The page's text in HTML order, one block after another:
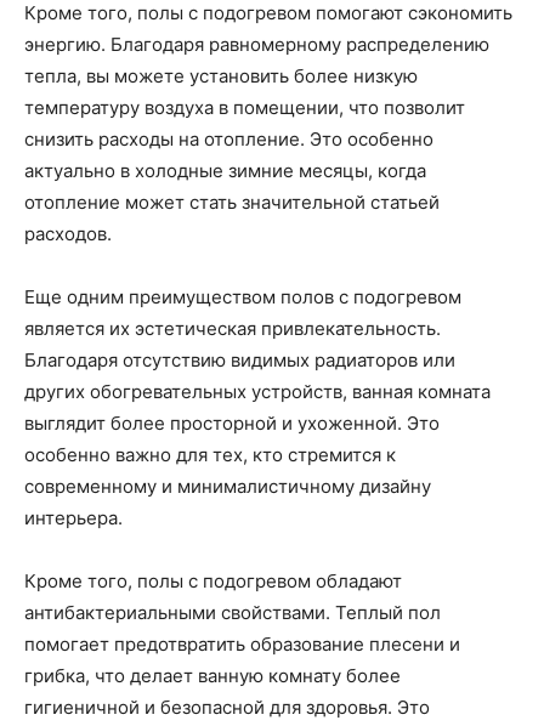
Кроме того, полы с подогревом помогают сэкономить
энергию. Благодаря равномерному распределению
тепла, вы можете установить более низкую
температуру воздуха в помещении, что позволит
снизить расходы на отопление. Это особенно
актуально в холодные зимние месяцы, когда
отопление может стать значительной статьей
расходов.
Еще одним преимуществом полов с подогревом
является их эстетическая привлекательность.
Благодаря отсутствию видимых радиаторов или
других обогревательных устройств, ванная комната
выглядит более просторной и ухоженной. Это
особенно важно для тех, кто стремится к
современному и минималистичному дизайну
интерьера.
Кроме того, полы с подогревом обладают
антибактериальными свойствами. Теплый пол
помогает предотвратить образование плесени и
грибка, что делает ванную комнату более
гигиеничной и безопасной для здоровья. Это